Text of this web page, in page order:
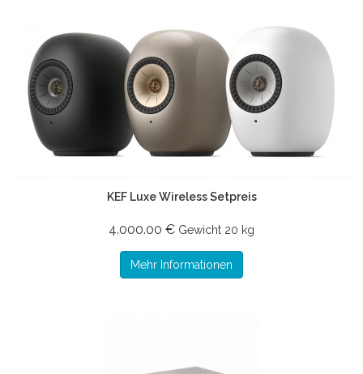
KEF Luxe Wireless Setpreis
4.000.00 € Gewicht 20 kg
Mehr Informationen